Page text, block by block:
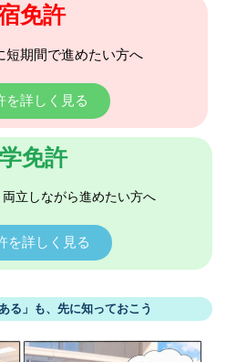
免許
短期間で進めたい方へ
を詳しく見る
免許
立しながら進めたい方へ
を詳しく見る
る」も、先に知っておこう